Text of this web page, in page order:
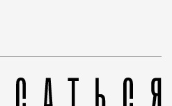
первый беспилотный